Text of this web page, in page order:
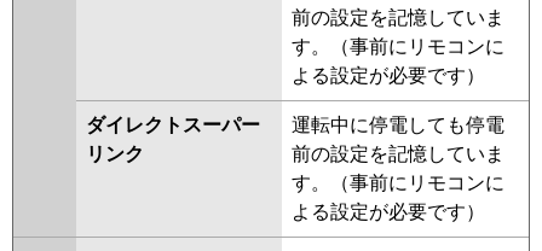
前の設定を記憶していま
す。（事前にリモコンに
よる設定が必要です）
ダイレクトスーパー
リンク
運転中に停電しても停電
前の設定を記憶していま
す。（事前にリモコンに
よる設定が必要です）